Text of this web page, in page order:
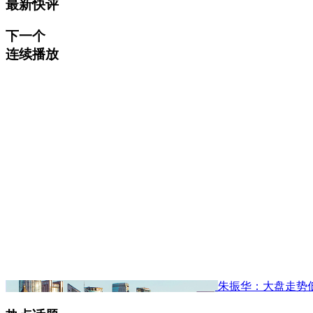
最新快评
下一个
连续播放
朱振华：大盘走势